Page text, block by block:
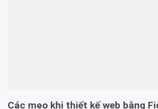
Các mẹo khi thiết kế web bằng